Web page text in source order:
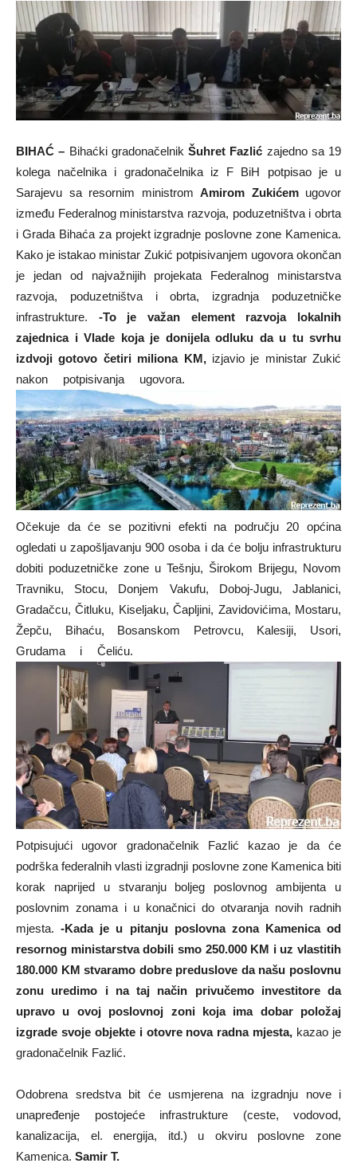
BIHAĆ – Bihaćki gradonačelnik Šuhret Fazlić zajedno sa 19
kolega načelnika i gradonačelnika iz F BiH potpisao je u
Sarajevu sa resornim ministrom Amirom Zukićemugovor
između Federalnog ministarstva razvoja, poduzetništva i obrta
i Grada Bihaća za projekt izgradnje poslovne zone Kamenica.
Kako je istakao ministar Zukić potpisivanjem ugovora okončan
je jedan od najvažnijih projekata Federalnog ministarstva
razvoja, poduzetništva i obrta, izgradnja poduzetničke
infrastrukture. -To je važan element razvoja lokalnih
zajednica i Vlade koja je donijela odluku da u tu svrhu
izdvoji gotovo četiri miliona KM, izjavio je ministar Zukić
nakon potpisivanja ugovora.
Očekuje da će se pozitivni efekti na području 20 općina
ogledati u zapošljavanju 900 osoba i da će bolju infrastrukturu
dobiti poduzetničke zone u Tešnju, Širokom Brijegu, Novom
Travniku, Stocu, Donjem Vakufu, Doboj-Jugu, Jablanici,
Gradačcu, Čitluku, Kiseljaku, Čapljini, Zavidovićima, Mostaru,
Žepču, Bihaću, Bosanskom Petrovcu, Kalesiji, Usori,
Grudama i Čeliću.
Potpisujući ugovor gradonačelnik Fazlić kazao je da će
podrška federalnih vlasti izgradnji poslovne zone Kamenica biti
korak naprijed u stvaranju boljeg poslovnog ambijenta u
poslovnim zonama i u konačnici do otvaranja novih radnih
mjesta.-Kada je u pitanju poslovna zona Kamenica od
resornog ministarstva dobili smo 250.000 KM i uz vlastitih
180.000 KM stvaramo dobre preduslove da našu poslovnu
zonu uredimo i na taj način privučemo investitore da
upravo u ovoj poslovnoj zoni koja ima dobar položaj
izgrade svoje objekte i otovre nova radna mjesta, kazao je
gradonačelnik Fazlić.
Odobrena sredstva bit će usmjerena na izgradnju nove i
unapređenje postojeće infrastrukture (ceste, vodovod,
kanalizacija, el. energija, itd.) u okviru poslovne zone
Kamenica. Samir T.